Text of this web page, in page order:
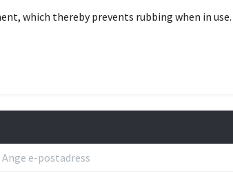
which thereby prevents rubbing when in use.